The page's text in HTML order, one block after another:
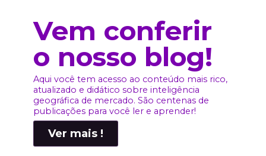
Vem conferir
o nosso blog!
Aqui você tem acesso ao conteúdo mais rico,
atualizado e didático sobre inteligência
geográfica de mercado. São centenas de
publicações para você ler e aprender!
Ver mais !